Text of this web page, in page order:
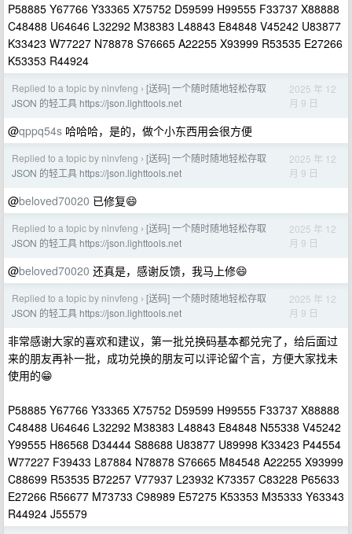
P58885 Y67766 Y33365 X75752 D59599 H99555 F33737 X88888
C48488 U64646 L32292 M38383 L48843 E84848 V45242 U83877
K33423 W77227 N78878 S76665 A22255 X93999 R53535 E27266
K53353 R44924
Replied to a topic by ninvfeng › [送码] 一个随时随地轻松存取
JSON 的轻工具 https://json.lighttools.net
2025 年 12
月 9 日
@qppq54s 哈哈哈，是的，做个小东西用会很方便
Replied to a topic by ninvfeng › [送码] 一个随时随地轻松存取
JSON 的轻工具 https://json.lighttools.net
2025 年 12
月 9 日
@beloved70020 已修复😄
Replied to a topic by ninvfeng › [送码] 一个随时随地轻松存取
JSON 的轻工具 https://json.lighttools.net
2025 年 12
月 9 日
@beloved70020 还真是，感谢反馈，我马上修😄
Replied to a topic by ninvfeng › [送码] 一个随时随地轻松存取
JSON 的轻工具 https://json.lighttools.net
2025 年 12
月 9 日
非常感谢大家的喜欢和建议，第一批兑换码基本都兑完了，给后面过
来的朋友再补一批，成功兑换的朋友可以评论留个言，方便大家找未
使用的😁
P58885 Y67766 Y33365 X75752 D59599 H99555 F33737 X88888
C48488 U64646 L32292 M38383 L48843 E84848 N55338 V45242
Y99555 H86568 D34444 S88688 U83877 U89998 K33423 P44554
W77227 F39433 L87884 N78878 S76665 M84548 A22255 X93999
C88699 R53535 B72257 V77937 L23932 K73357 C83228 P65633
E27266 R56677 M73733 C98989 E57275 K53353 M35333 Y63343
R44924 J55579